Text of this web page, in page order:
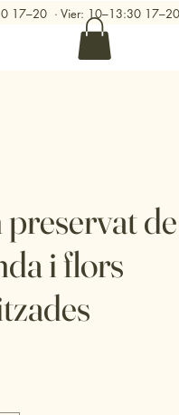
17–20 · Vier: 10–13:30
de
i flors